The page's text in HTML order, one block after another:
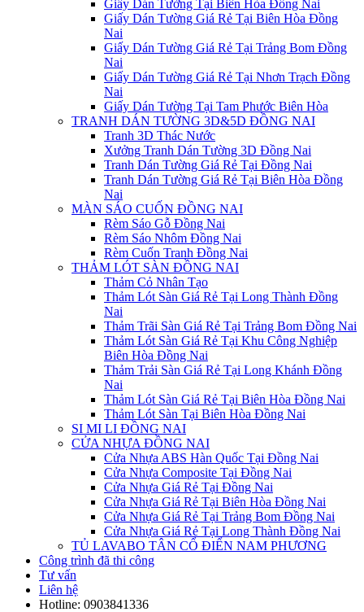
Giấy Dán Tường Tại Biên Hòa Đồng Nai
Giấy Dán Tường Giá Rẻ Tại Biên Hòa Đồng
Nai
Giấy Dán Tường Giá Rẻ Tại Trảng Bom Đồng
Nai
Giấy Dán Tường Giá Rẻ Tại Nhơn Trạch Đồng
Nai
Giấy Dán Tường Tại Tam Phước Biên Hòa
TRANH DÁN TƯỜNG 3D&5D ĐỒNG NAI
Tranh 3D Thác Nước
Xưởng Tranh Dán Tường 3D Đồng Nai
Tranh Dán Tường Giá Rẻ Tại Đồng Nai
Tranh Dán Tường Giá Rẻ Tại Biên Hòa Đồng
Nai
MÀN SÁO CUỐN ĐỒNG NAI
Rèm Sáo Gỗ Đồng Nai
Rèm Sáo Nhôm Đồng Nai
Rèm Cuốn Tranh Đồng Nai
THẢM LÓT SÀN ĐỒNG NAI
Thảm Cỏ Nhân Tạo
Thảm Lót Sàn Giá Rẻ Tại Long Thành Đồng
Nai
Thảm Trãi Sàn Giá Rẻ Tại Trảng Bom Đồng Nai
Thảm Lót Sàn Giá Rẻ Tại Khu Công Nghiệp
Biên Hòa Đồng Nai
Thảm Trải Sàn Giá Rẻ Tại Long Khánh Đồng
Nai
Thảm Lót Sàn Giá Rẻ Tại Biên Hòa Đồng Nai
Thảm Lót Sàn Tại Biên Hòa Đồng Nai
SI MI LI ĐỒNG NAI
CỬA NHỰA ĐỒNG NAI
Cửa Nhựa ABS Hàn Quốc Tại Đồng Nai
Cửa Nhựa Composite Tại Đồng Nai
Cửa Nhựa Giá Rẻ Tại Đồng Nai
Cửa Nhựa Giá Rẻ Tại Biên Hòa Đồng Nai
Cửa Nhựa Giá Rẻ Tại Trảng Bom Đồng Nai
Cửa Nhựa Giá Rẻ Tại Long Thành Đồng Nai
TỦ LAVABO TÂN CỔ ĐIỂN NAM PHƯƠNG
Công trình đã thi công
Tư vấn
Liên hệ
Hotline: 0903841336